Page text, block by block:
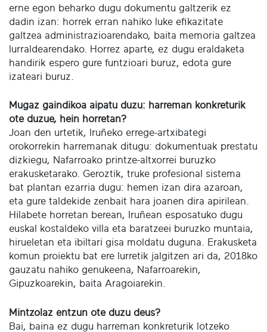
erne egon beharko dugu dokumentu galtzerik ez
dadin izan: horrek erran nahiko luke efikazitate
galtzea administrazioarendako, baita memoria galtzea
lurraldearendako. Horrez aparte, ez dugu eraldaketa
handirik espero gure funtzioari buruz, edota gure
izateari buruz.
Mugaz gaindikoa aipatu duzu: harreman konkreturik
ote duzue, hein horretan?
Joan den urtetik, Iruñeko errege-artxibategi
orokorrekin harremanak ditugu: dokumentuak prestatu
dizkiegu, Nafarroako printze-altxorrei buruzko
erakusketarako. Geroztik, truke profesional sistema
bat plantan ezarria dugu: hemen izan dira azaroan,
eta gure taldekide zenbait hara joanen dira apirilean.
Hilabete horretan berean, Iruñean esposatuko dugu
euskal kostaldeko villa eta baratzeei buruzko muntaia,
hirueletan eta ibiltari gisa moldatu duguna. Erakusketa
komun proiektu bat ere lurretik jalgitzen ari da, 2018ko
gauzatu nahiko genukeena, Nafarroarekin,
Gipuzkoarekin, baita Aragoiarekin.
Mintzolaz entzun ote duzu deus?
Bai, baina ez dugu harreman konkreturik lotzeko